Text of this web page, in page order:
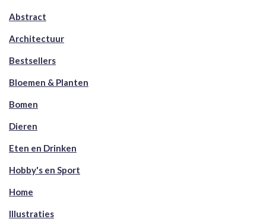
Abstract
Architectuur
Bestsellers
Bloemen & Planten
Bomen
Dieren
Eten en Drinken
Hobby's en Sport
Home
Illustraties